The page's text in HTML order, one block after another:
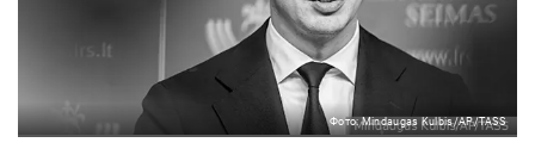
Фото: Mindaugas Kulbis/AP/TASS